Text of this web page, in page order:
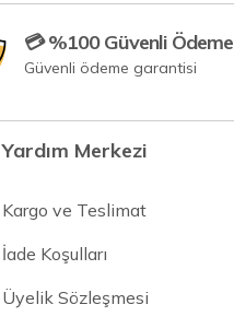
💳 %100 Güvenli Ödeme
Güvenli ödeme garantisi
Yardım Merkezi
Kargo ve Teslimat
İade Koşulları
Üyelik Sözleşmesi